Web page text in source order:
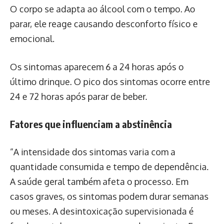
O corpo se adapta ao álcool com o tempo. Ao
parar, ele reage causando desconforto físico e
emocional.
Os sintomas aparecem 6 a 24 horas após o
último drinque. O pico dos sintomas ocorre entre
24 e 72 horas após parar de beber.
Fatores que influenciam a abstinência
“A intensidade dos sintomas varia com a
quantidade consumida e tempo de dependência.
A saúde geral também afeta o processo. Em
casos graves, os sintomas podem durar semanas
ou meses. A desintoxicação supervisionada é